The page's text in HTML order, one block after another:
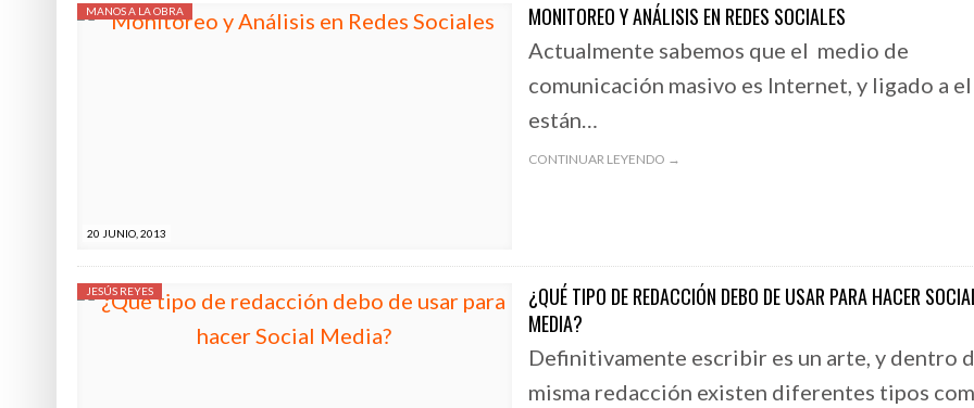
20 JUNIO, 2013
MANOS A LA OBRA MONITOREO Y ANÁLISIS EN REDES SOCIALES
Actualmente sabemos que el medio de
comunicación masivo es Internet, y ligado a
están…
CONTINUAR LEYENDO →
JESÚS REYES
¿QUÉ TIPO DE REDACCIÓN DEBO DE USAR PARA HACER
MEDIA?
Definitivamente escribir es un arte, y dentro
misma redacción existen diferentes tipos